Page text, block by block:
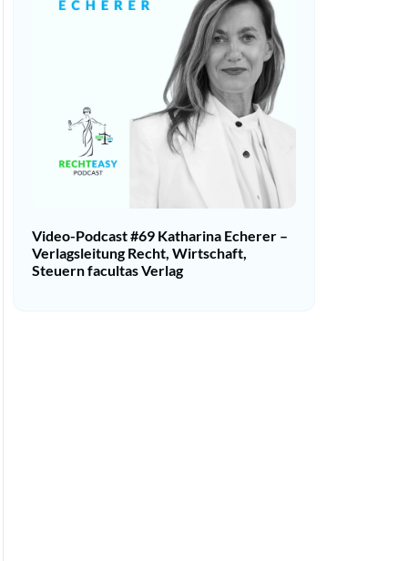
Video-Podcast #69 Katharina Echerer –
Verlagsleitung Recht, Wirtschaft,
Steuern facultas Verlag